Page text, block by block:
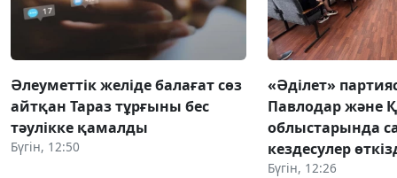
Әлеуметтік желіде балағат сөз
айтқан Тараз тұрғыны бес
тәулікке қамалды
Бүгін, 12:50
«Әділет»
Павлодар және
облыстарында
кездесулер
Бүгін, 12:26